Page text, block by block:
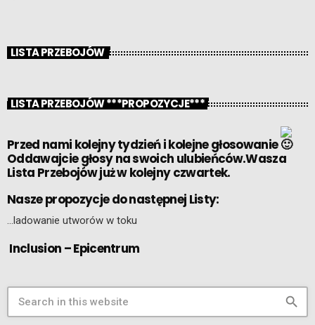
LISTA PRZEBOJÓW
LISTA PRZEBOJÓW ***PROPOZYCJE***
Przed nami kolejny tydzień i kolejne głosowanie
Oddawajcie głosy na swoich ulubieńców.Wasza
Lista Przebojów już w kolejny czwartek.
Nasze propozycje do następnej Listy:
…ladowanie utworów w toku
Inclusion – Epicentrum
search